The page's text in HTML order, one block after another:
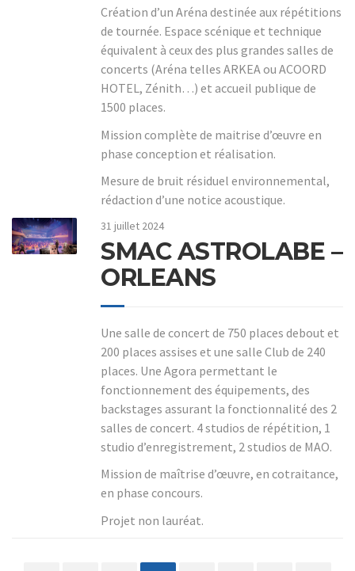
Création d’un Aréna destinée aux répétitions
de tournée. Espace scénique et technique
équivalent à ceux des plus grandes salles de
concerts (Aréna telles ARKEA ou ACOORD
HOTEL, Zénith…) et accueil publique de
1500 places.
Mission complète de maitrise d’œuvre en
phase conception et réalisation.
Mesure de bruit résiduel environnemental,
rédaction d’une notice acoustique.
31 juillet 2024
SMAC ASTROLABE –
ORLEANS
Une salle de concert de 750 places debout et
200 places assises et une salle Club de 240
places. Une Agora permettant le
fonctionnement des équipements, des
backstages assurant la fonctionnalité des 2
salles de concert. 4 studios de répétition, 1
studio d’enregistrement, 2 studios de MAO.
Mission de maîtrise d’œuvre, en cotraitance,
en phase concours.
Projet non lauréat.